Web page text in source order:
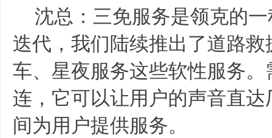
沈总：三免服务是领克的
迭代，我们陆续推出了道路
车、星夜服务这些软性服务
连，它可以让用户的声音直
间为用户提供服务。